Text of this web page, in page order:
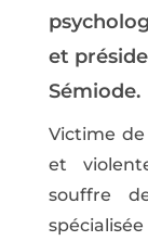
et
Sémiode.
Victime
et
souffre